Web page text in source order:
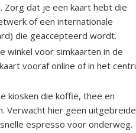
Zorg dat je een kaart hebt die
of een internationale
die geaccepteerd wordt.
winkel voor simkaarten in de
vooraf online of in het
kiosken die koffie, thee en
Verwacht hier geen uitgebreide
espresso voor onderweg.